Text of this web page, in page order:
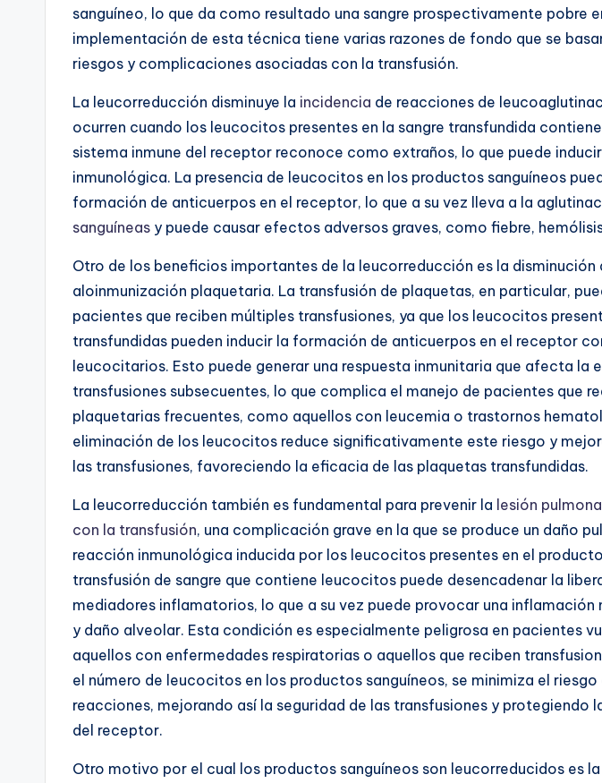
sanguíneo, lo que da como resultado una sangre prospectivamente pobre
implementación de esta técnica tiene varias razones de fondo que se
riesgos y complicaciones asociadas con la transfusión.
La leucorreducción disminuye la incidencia de reacciones de
ocurren cuando los leucocitos presentes en la sangre transfundida
sistema inmune del receptor reconoce como extraños, lo que puede
inmunológica. La presencia de leucocitos en los productos sanguíneos
formación de anticuerpos en el receptor, lo que a su vez lleva a la
sanguíneas y puede causar efectos adversos graves, como fiebre,
Otro de los beneficios importantes de la leucorreducción es la disminución
aloinmunización plaquetaria. La transfusión de plaquetas, en particular,
pacientes que reciben múltiples transfusiones, ya que los leucocitos
transfundidas pueden inducir la formación de anticuerpos en el receptor
leucocitarios. Esto puede generar una respuesta inmunitaria que afecta la
transfusiones subsecuentes, lo que complica el manejo de pacientes que
plaquetarias frecuentes, como aquellos con leucemia o trastornos
eliminación de los leucocitos reduce significativamente este riesgo y
las transfusiones, favoreciendo la eficacia de las plaquetas transfundidas.
La leucorreducción también es fundamental para prevenir la lesión
con la transfusión, una complicación grave en la que se produce un daño
reacción inmunológica inducida por los leucocitos presentes en el
transfusión de sangre que contiene leucocitos puede desencadenar la
mediadores inflamatorios, lo que a su vez puede provocar una inflamación
y daño alveolar. Esta condición es especialmente peligrosa en pacientes
aquellos con enfermedades respiratorias o aquellos que reciben
el número de leucocitos en los productos sanguíneos, se minimiza el
reacciones, mejorando así la seguridad de las transfusiones y protegiendo
del receptor.
Otro motivo por el cual los productos sanguíneos son leucorreducidos es